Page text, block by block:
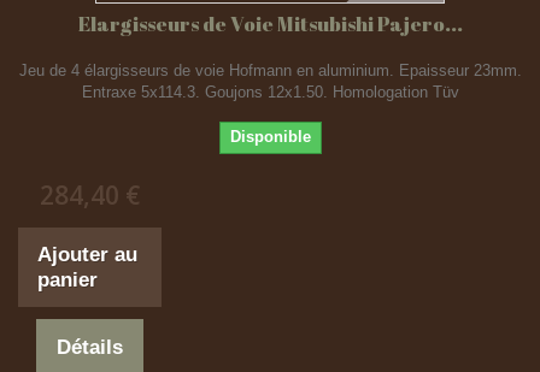
Elargisseurs de Voie Mitsubishi Pajero...
Jeu de 4 élargisseurs de voie Hofmann en aluminium. Epaisseur 23mm.
Entraxe 5x114.3. Goujons 12x1.50. Homologation Tüv
Disponible
284,40 €
Ajouter au
panier
Détails